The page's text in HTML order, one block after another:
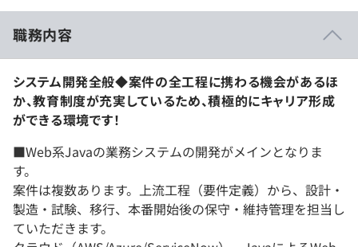
職務内容
システム開発全般◆案件の全工程に携わる機会があるほ
か、教育制度が充実しているため、積極的にキャリア形成
ができる環境です！
■Web系Javaの業務システムの開発がメインとなりま
す。
案件は複数あります。上流工程（要件定義）から、設計・
製造・試験、移行、本番開始後の保守・維持管理を担当し
ていただきます。